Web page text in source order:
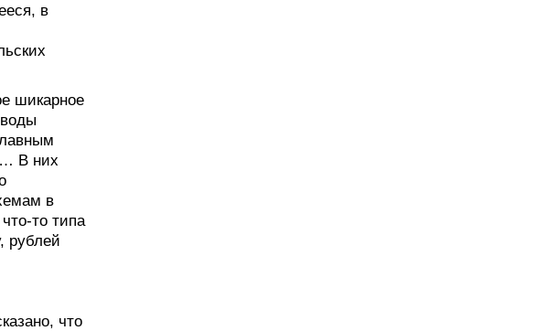
в
шикарное
В них
в
то типа
рублей
что